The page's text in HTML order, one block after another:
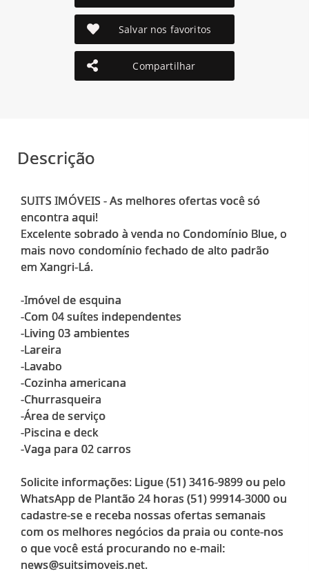
Salvar nos favoritos
Compartilhar
Descrição
SUITS IMÓVEIS - As melhores ofertas você só
encontra aqui!
Excelente sobrado à venda no Condomínio Blue, o
mais novo condomínio fechado de alto padrão
em Xangri-Lá.
-Imóvel de esquina
-Com 04 suítes independentes
-Living 03 ambientes
-Lareira
-Lavabo
-Cozinha americana
-Churrasqueira
-Área de serviço
-Piscina e deck
-Vaga para 02 carros
Solicite informações: Ligue (51) 3416-9899 ou pelo
WhatsApp de Plantão 24 horas (51) 99914-3000 ou
cadastre-se e receba nossas ofertas semanais
com os melhores negócios da praia ou conte-nos
o que você está procurando no e-mail: